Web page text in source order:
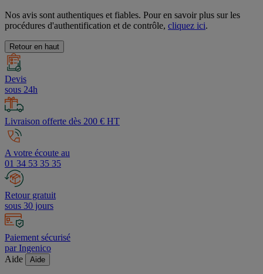
Nos avis sont authentiques et fiables. Pour en savoir plus sur les
procédures d'authentification et de contrôle, cliquez ici.
Retour en haut
Devis
sous 24h
Livraison offerte dès 200 € HT
A votre écoute au
01 34 53 35 35
Retour gratuit
sous 30 jours
Paiement sécurisé
par Ingenico
Aide
Aide